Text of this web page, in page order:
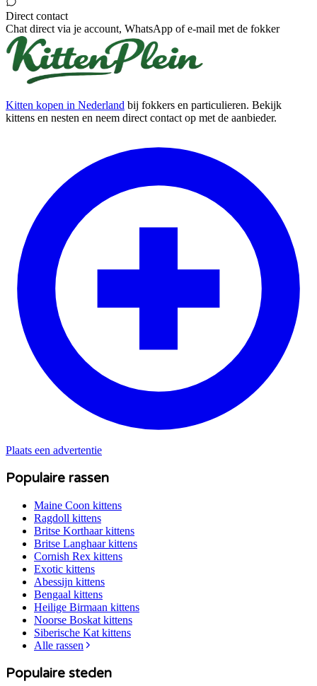
Direct contact
Chat direct via je account, WhatsApp of e-mail met de fokker
Kitten kopen in Nederland bij fokkers en particulieren. Bekijk
kittens en nesten en neem direct contact op met de aanbieder.
Plaats een advertentie
Populaire rassen
Maine Coon kittens
Ragdoll kittens
Britse Korthaarkittens
Britse Langhaarkittens
Cornish Rex kittens
Exotic kittens
Abessijn kittens
Bengaal kittens
Heilige Birmaan kittens
Noorse Boskat kittens
Siberische Kat kittens
Alle rassen
Populaire steden